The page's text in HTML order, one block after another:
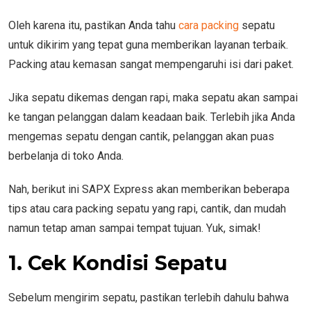
Oleh karena itu, pastikan Anda tahu cara packing sepatu
untuk dikirim yang tepat guna memberikan layanan terbaik.
Packing atau kemasan sangat mempengaruhi isi dari paket.
Jika sepatu dikemas dengan rapi, maka sepatu akan sampai
ke tangan pelanggan dalam keadaan baik. Terlebih jika Anda
mengemas sepatu dengan cantik, pelanggan akan puas
berbelanja di toko Anda.
Nah, berikut ini SAPX Express akan memberikan beberapa
tips atau cara packing sepatu yang rapi, cantik, dan mudah
namun tetap aman sampai tempat tujuan. Yuk, simak!
1. Cek Kondisi Sepatu
Sebelum mengirim sepatu, pastikan terlebih dahulu bahwa